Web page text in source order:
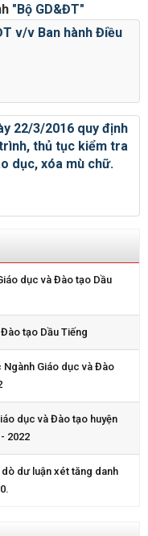
"Bộ GD&ĐT"
v/v Ban hành Điều
22/3/2016 quy định
thủ tục kiểm tra
dục, xóa mù chữ.
dục và Đào tạo Dầu
tạo Dầu Tiếng
Giáo dục và Đào
dục và Đào tạo huyện
2022
dò dư luận xét tăng danh